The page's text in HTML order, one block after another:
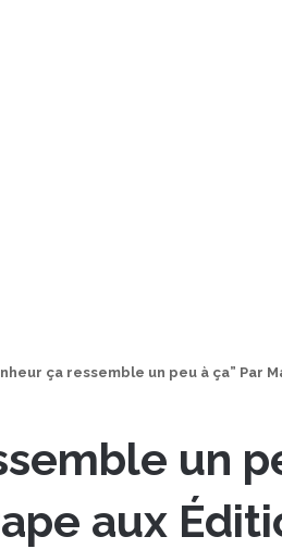
ça ressemble un peu à ça” Par
un
aux